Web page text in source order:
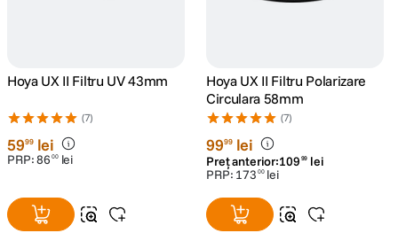
Hoya UX II Filtru UV 43mm
(7)
5999 lei
PRP:86 00 lei
Hoya UX II Filtru Polarizare
Circulara 58mm
(7)
9999 lei
Preț anterior:109 99 lei
PRP: 173 00 lei